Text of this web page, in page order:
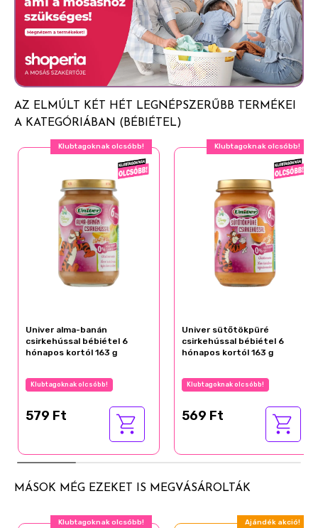
Antioxidáns: aszkorbinsav
*Ökológiai gazdaságokból
cserélje ki a terméket. A biztonsági vákuumzár nyitásra
kattan.
AZ ELMÚLT KÉT HÉT LEGNÉPSZERŰBB TERMÉKEI
A KATEGÓRIÁBAN (BÉBIÉTEL)
Klubtagoknak olcsóbb!
Univer alma-banán
csirkehússal bébiétel 6
hónapos kortól 163 g
Klubtagoknak olcsóbb!
579 Ft
Klubtagoknak olcsóbb!
Univer sütőtökpüré
csirkehússal bébiétel 6
hónapos kortól 163 g
Klubtagoknak olcsóbb!
569 Ft
MÁSOK MÉG EZEKET IS MEGVÁSÁROLTÁK
Klubtagoknak olcsóbb! Ajándék akció!